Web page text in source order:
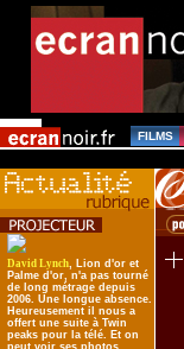
FILMS
David Lynch, Lion d'or et
Palme d'or, n'a pas tourné
de long métrage depuis
2006. Une longue absence.
Heureusement il nous a
offert une suite à Twin
peaks pour la télé. Et on
peut voir ses photos